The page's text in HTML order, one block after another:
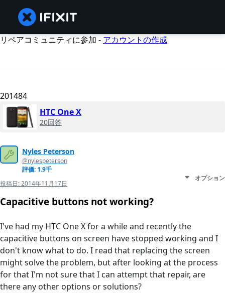
リペアコミュニティに参加 - アカウントの作成
201484
HTC One X
20回答
Nyles Peterson
@nylespeterson
評価: 1.9千
投稿日:2014年11月17日
オプション
Capacitive buttons not working?
I've had my HTC One X for a while and recently the
capacitive buttons on screen have stopped working and I
don't know what to do. I read that replacing the screen
might solve the problem, but after looking at the process
for that I'm not sure that I can attempt that repair, are
there any other options or solutions?